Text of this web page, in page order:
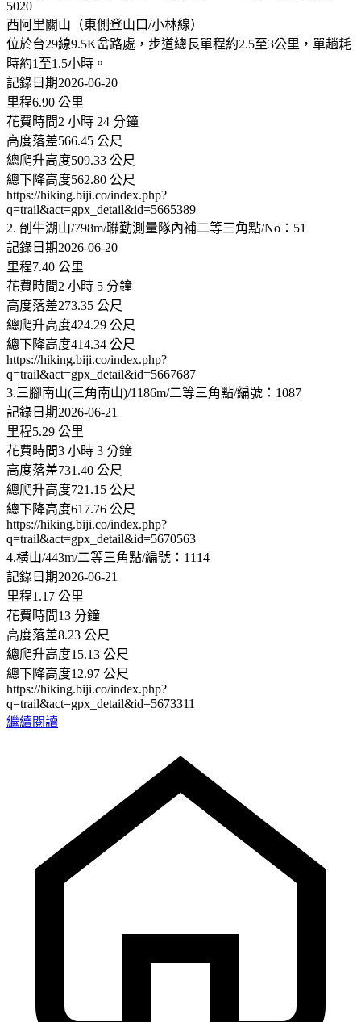
5020
西阿里關山（東側登山口/小林線）
位於台29線9.5K岔路處，步道總長單程約2.5至3公里，單趟耗
時約1至1.5小時。
記錄日期2026-06-20
里程6.90 公里
花費時間2 小時 24 分鐘
高度落差566.45 公尺
總爬升高度509.33 公尺
總下降高度562.80 公尺
https://hiking.biji.co/index.php?
q=trail&act=gpx_detail&id=5665389
2. 刣牛湖山/798m/聯勤測量隊內補二等三角點/No：51
記錄日期2026-06-20
里程7.40 公里
花費時間2 小時 5 分鐘
高度落差273.35 公尺
總爬升高度424.29 公尺
總下降高度414.34 公尺
https://hiking.biji.co/index.php?
q=trail&act=gpx_detail&id=5667687
3.三腳南山(三角南山)/1186m/二等三角點/編號：1087
記錄日期2026-06-21
里程5.29 公里
花費時間3 小時 3 分鐘
高度落差731.40 公尺
總爬升高度721.15 公尺
總下降高度617.76 公尺
https://hiking.biji.co/index.php?
q=trail&act=gpx_detail&id=5670563
4.橫山/443m/二等三角點/編號：1114
記錄日期2026-06-21
里程1.17 公里
花費時間13 分鐘
高度落差8.23 公尺
總爬升高度15.13 公尺
總下降高度12.97 公尺
https://hiking.biji.co/index.php?
q=trail&act=gpx_detail&id=5673311
繼續閱讀